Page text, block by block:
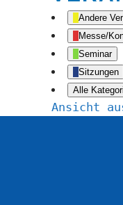
Andere
Messe/
Seminar
Sitzungen
Alle
Ansicht